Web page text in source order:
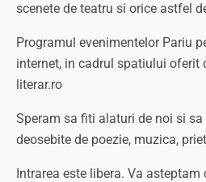
scenete de teatru si orice astfel
Programul evenimentelor Pariu
internet, in cadrul spatiului oferit
literar.ro
Speram sa fiti alaturi de noi si
deosebite de poezie, muzica,
Intrarea este libera. Va asteptam